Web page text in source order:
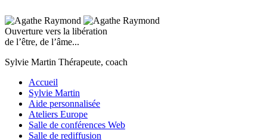
Ouverture vers la libération
de l’être, de l’âme...
Sylvie Martin Thérapeute, coach
Accueil
Sylvie Martin
Aide personnalisée
Ateliers Europe
Salle de conférences Web
Salle de rediffusion